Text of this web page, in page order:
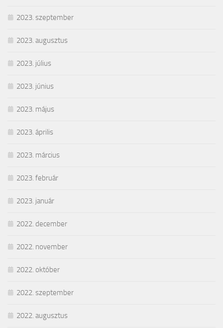
2023. szeptember
2023. augusztus
2023. július
2023. június
2023. május
2023. április
2023. március
2023. február
2023. január
2022. december
2022. november
2022. október
2022. szeptember
2022. augusztus